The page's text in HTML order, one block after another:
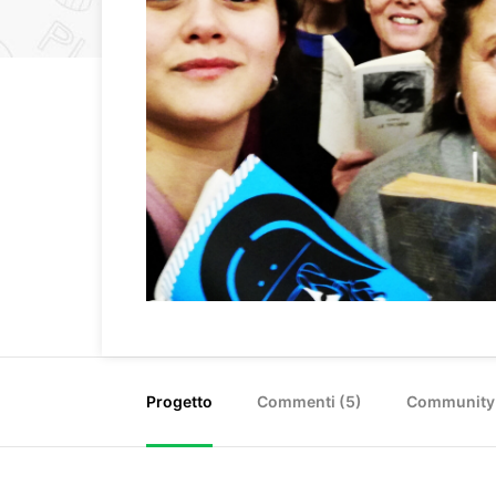
Progetto Commenti (5) Community